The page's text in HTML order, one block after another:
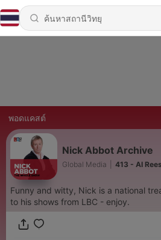
พอดแคสต์
Nick Abbot Archive
Global Media 413 - AI
Funny and witty, Nick is a national
to his shows from LBC - enjoy.